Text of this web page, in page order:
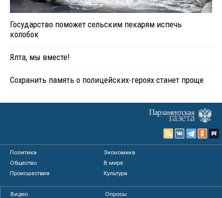
Государство поможет сельским пекарям испечь
колобок
Ялта, мы вместе!
Сохранить память о полицейских-героях станет проще
Политика
Экономика
Общество
В мире
Происшествия
Культура
Видео
Опросы